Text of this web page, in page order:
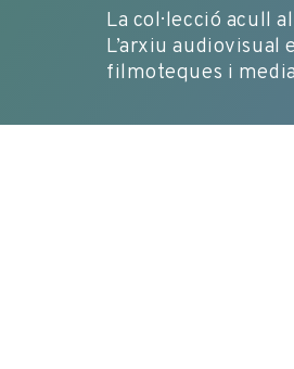
La col·lecció acull
L’arxiu
filmoteques i